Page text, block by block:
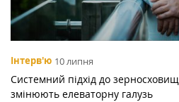
Інтерв'ю 10 липня
Системний підхід до
змінюють елеваторну галузь